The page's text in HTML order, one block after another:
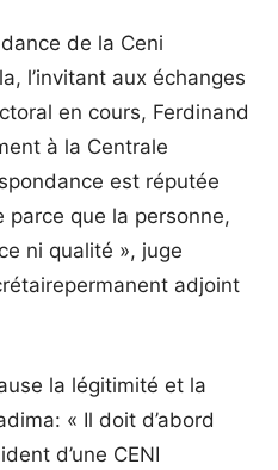
de la Ceni
l’invitant aux échanges
en cours, Ferdinand
à la Centrale
est réputée
que la personne,
ni qualité », juge
adjoint
la légitimité et la
« Il doit d’abord
d’une CENI